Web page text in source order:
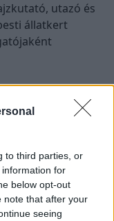
to third parties, or
for
below opt-out
note that after your
seeing
utazó és
állatkert
és
költészet egyik
központi témái